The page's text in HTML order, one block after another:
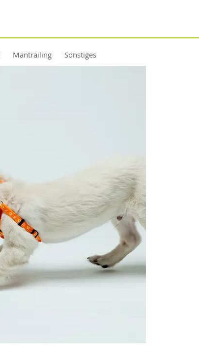
Mantrailing Sonstiges